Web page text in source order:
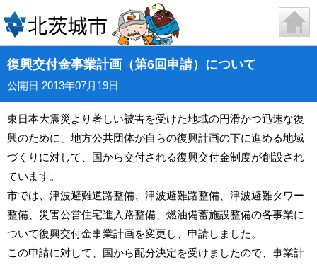
復興交付金事業計画（第6回申請）について
公開日 2013年07月19日
東日本大震災より著しい被害を受けた地域の円滑かつ迅速な復
興のために、地方公共団体が自らの復興計画の下に進める地域
づくりに対して、国から交付される復興交付金制度が創設され
ています。
市では、津波避難道路整備、津波避難路整備、津波避難タワー
整備、災害公営住宅進入路整備、燃油備蓄施設整備の各事業に
ついて復興交付金事業計画を変更し、申請しました。
この申請に対して、国から配分決定を受けましたので、事業計